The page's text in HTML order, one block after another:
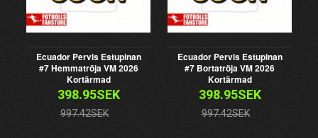
Ecuador Pervis Estupinan
#7 Hemmatröja VM 2026
Kortärmad
398.95SEK
997.42SEK
Ecuador Pervis Estupinan
#7 Bortatröja VM 2026
Kortärmad
398.95SEK
997.42SEK